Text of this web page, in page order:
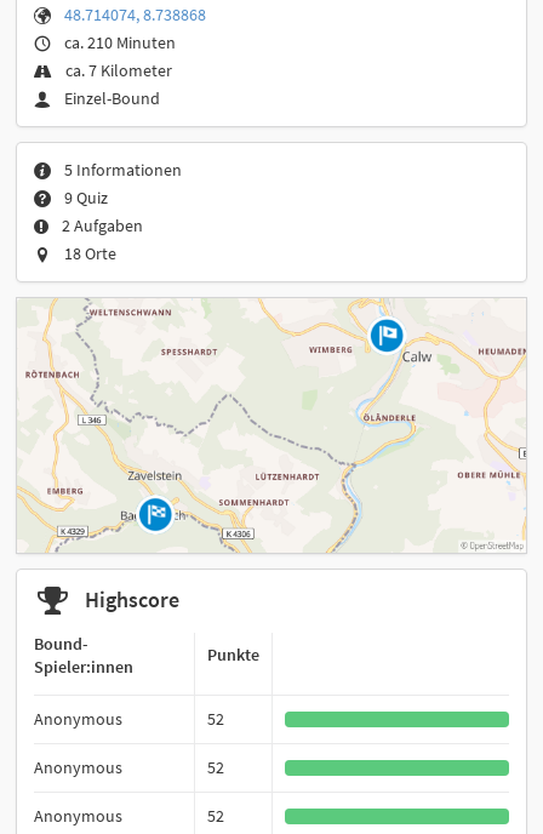
48.714074, 8.738868
ca. 210 Minuten
ca. 7 Kilometer
Einzel-Bound
5 Informationen
9 Quiz
2 Aufgaben
18 Orte
Highscore
Bound-
Spieler:innen
Punkte
Anonymous 52
Anonymous 52
Anonymous 52